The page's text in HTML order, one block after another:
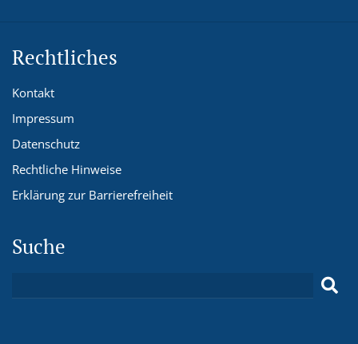
Rechtliches
Kontakt
Impressum
Datenschutz
Rechtliche Hinweise
Erklärung zur Barrierefreiheit
Suche